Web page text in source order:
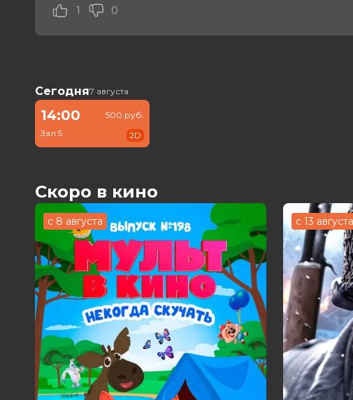
1
0
Сегодня7 августа
14:00
Зал 5
500 руб.
2D
Скоро в кино
с 8 августа с 13 августа